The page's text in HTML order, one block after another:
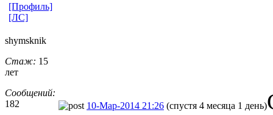
[Профиль]
[ЛС]
shymsknik
Стаж: 15
лет
Сообщений:
182
10-Мар-2014 21:26 (спустя 4 месяца 1 день)